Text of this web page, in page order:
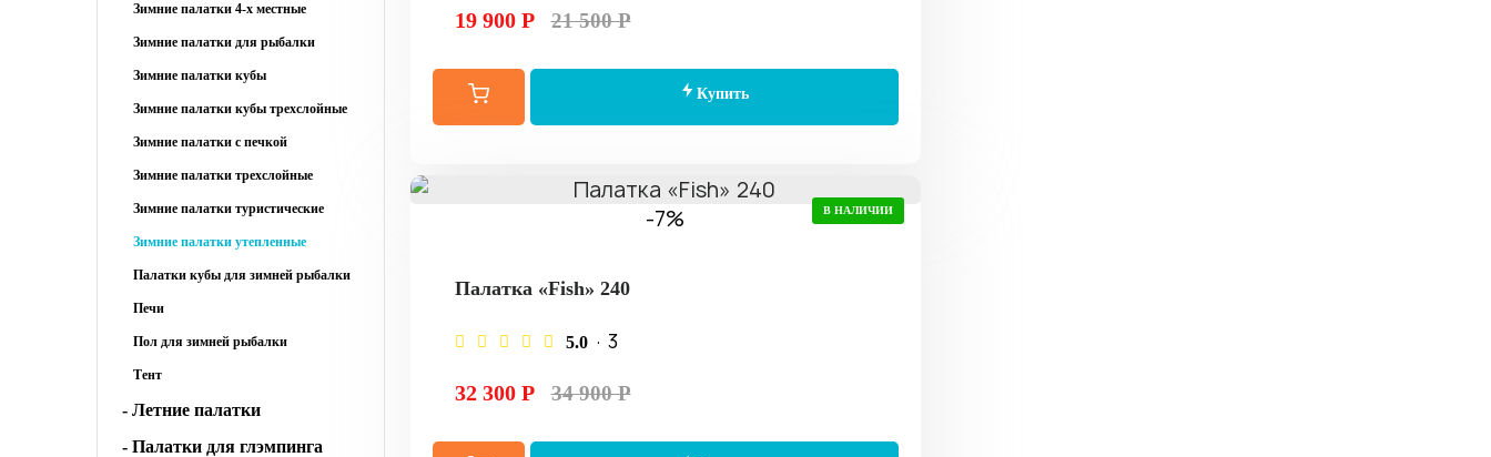
Зимние палатки 4-х местные
Зимние палатки для рыбалки
Зимние палатки кубы
Зимние палатки кубы трехслойные
Зимние палатки с печкой
Зимние палатки трехслойные
Зимние палатки туристические
Зимние палатки утепленные
Палатки кубы для зимней рыбалки
Печи
Пол для зимней рыбалки
Тент
- Летние палатки
- Палатки для глэмпинга
19 900 Р 21 500 Р
Купить
-7% В НАЛИЧИИ
Палатка «Fish» 240
5.0 · 3
32 300 Р 34 900 Р